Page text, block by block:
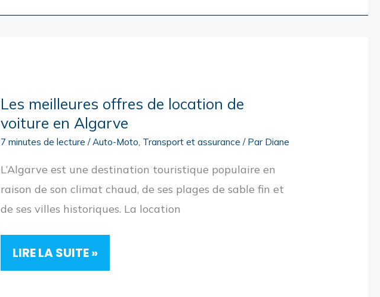
Les meilleures offres de location de
voiture en Algarve
7 minutes de lecture /Auto-Moto, Transport et assurance / Par Diane
L’Algarve est une destination touristique populaire en
raison de son climat chaud, de ses plages de sable fin et
de ses villes historiques. La location
LES
OFFRES
LIRE LA SUITE »